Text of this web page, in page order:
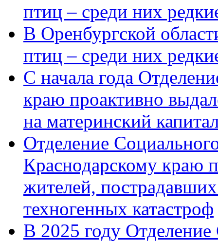
птиц – среди них
В Оренбургской
птиц – среди них
С начала года
краю проактивно
на материнский
Отделение
Краснодарскому краю
жителей,
техногенных катастроф
В 2025 году